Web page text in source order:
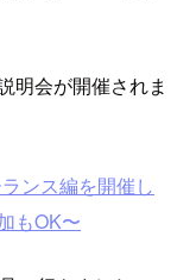
明会が開催されま
ンス編を開催し
もOK〜